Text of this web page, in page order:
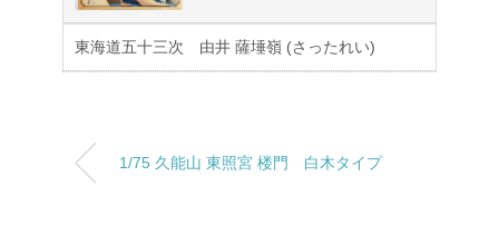
東海道五十三次 由井 薩埵嶺 (さったれい)
1/75 久能山 東照宮 楼門 白木タイプ